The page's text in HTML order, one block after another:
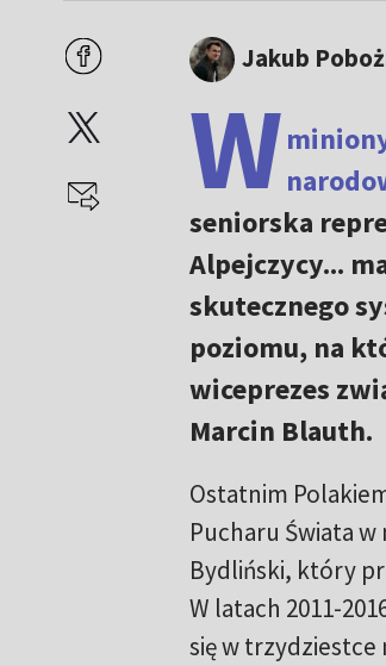
Jakub
W
seniorska
Alpejczycy...
skutecznego
poziomu, na
wiceprezes
Marcin Blauth.
Ostatnim
Pucharu Świata
Bydliński, który
W latach 2011-
się w trzydziestce